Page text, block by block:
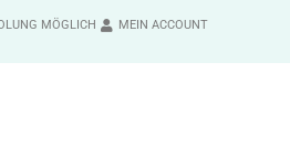
MÖGLICH MEIN ACCOUNT